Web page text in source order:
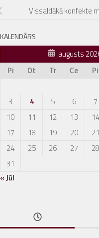
Vissaldākā konfekte
KALENDĀRS
augusts
Pi
Ot Tr Ce Pi
3
4 5 6 7
10
11 12 13 14
17
18 19 20 21
24
25 26 27 28
31
« Jūl